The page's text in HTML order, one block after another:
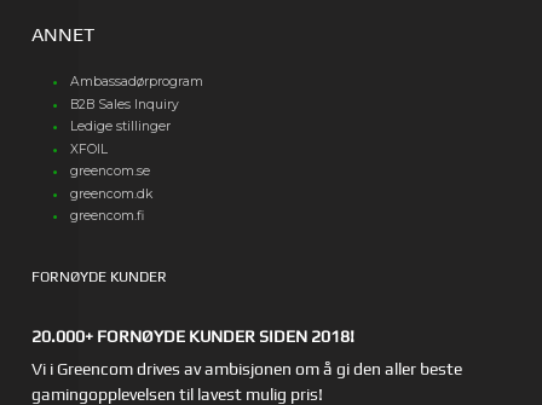
ANNET
Ambassadørprogram
B2B Sales Inquiry
Ledige stillinger
XFOIL
greencom.se
greencom.dk
greencom.fi
FORNØYDE KUNDER
20.000+ FORNØYDE KUNDER SIDEN 2018!
Vi i Greencom drives av ambisjonen om å gi den aller beste
gamingopplevelsen til lavest mulig pris!